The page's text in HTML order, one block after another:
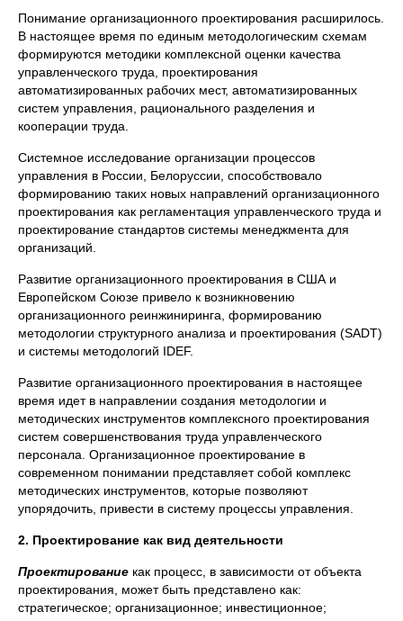
Понимание организационного проектирования расширилось.
В настоящее время по единым методологическим схемам
формируются методики комплексной оценки качества
управленческого труда, проектирования
автоматизированных рабочих мест, автоматизированных
систем управления, рационального разделения и
кооперации труда.
Системное исследование организации процессов
управления в России, Белоруссии, способствовало
формированию таких новых направлений организационного
проектирования как регламентация управленческого труда и
проектирование стандартов системы менеджмента для
организаций.
Развитие организационного проектирования в США и
Европейском Союзе привело к возникновению
организационного реинжиниринга, формированию
методологии структурного анализа и проектирования (SADT)
и системы методологий IDEF.
Развитие организационного проектирования в настоящее
время идет в направлении создания методологии и
методических инструментов комплексного проектирования
систем совершенствования труда управленческого
персонала. Организационное проектирование в
современном понимании представляет собой комплекс
методических инструментов, которые позволяют
упорядочить, привести в систему процессы управления.
2. Проектирование как вид деятельности
Проектирование как процесс, в зависимости от объекта
проектирования, может быть представлено как:
стратегическое; организационное; инвестиционное;